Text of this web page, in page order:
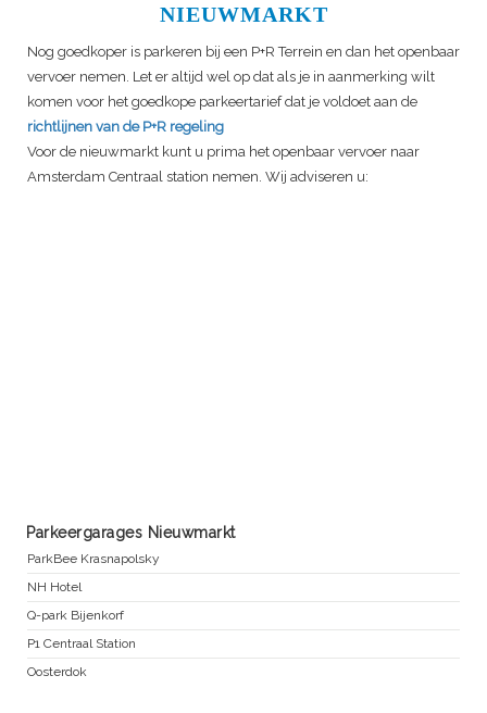
NIEUWMARKT
Nog goedkoper is parkeren bij een P+R Terrein en dan het openbaar
vervoer nemen. Let er altijd wel op dat als je in aanmerking wilt
komen voor het goedkope parkeertarief dat je voldoet aan de
richtlijnen van de P+R regeling
Voor de nieuwmarkt kunt u prima het openbaar vervoer naar
Amsterdam Centraal station nemen. Wij adviseren u:
Parkeergarages Nieuwmarkt
ParkBee Krasnapolsky
NH Hotel
Q-park Bijenkorf
P1 Centraal Station
Oosterdok